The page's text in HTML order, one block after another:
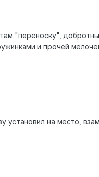
"переноску",
и прочей
установил на место,